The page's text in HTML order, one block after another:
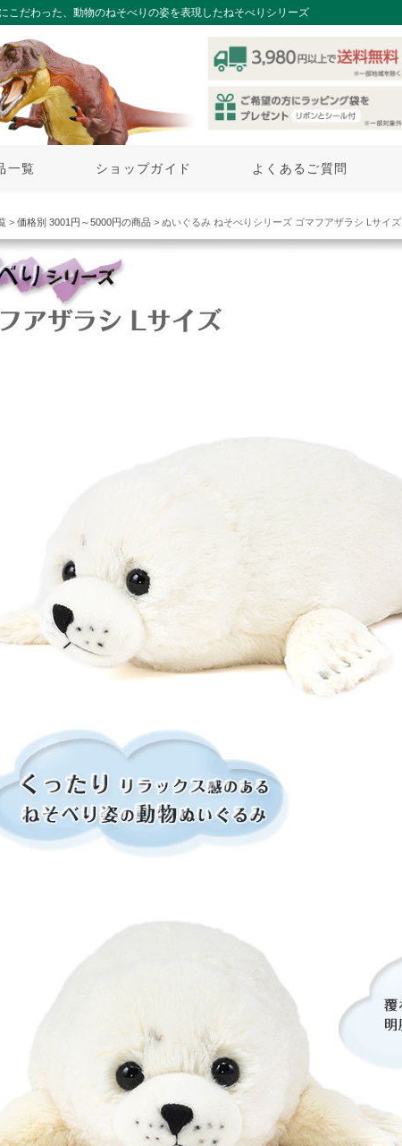
こだわった、動物のねそべりの姿を表現したねそべりシリーズ
一覧 ショップガイド よくあるご質問
> 価格別 3001円～5000円の商品 > ぬいぐるみ ねそべりシリーズ ゴマフアザラシ Lサイズ